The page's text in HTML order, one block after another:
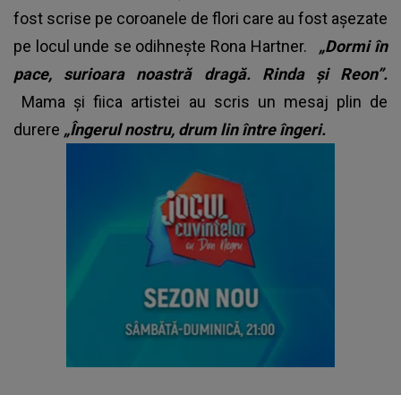
fost scrise pe coroanele de flori care au fost așezate
pe locul unde se odihnește Rona Hartner. „Dormi în
pace, surioara noastră dragă. Rinda și Reon”.
Mama și fiica artistei au scris un mesaj plin de
durere „Îngerul nostru, drum lin între îngeri.